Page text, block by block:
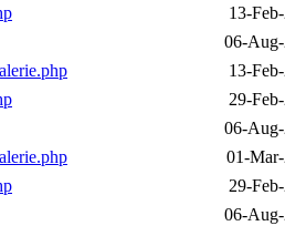
13-
06-
13-
29-
06-
01-
29-
06-